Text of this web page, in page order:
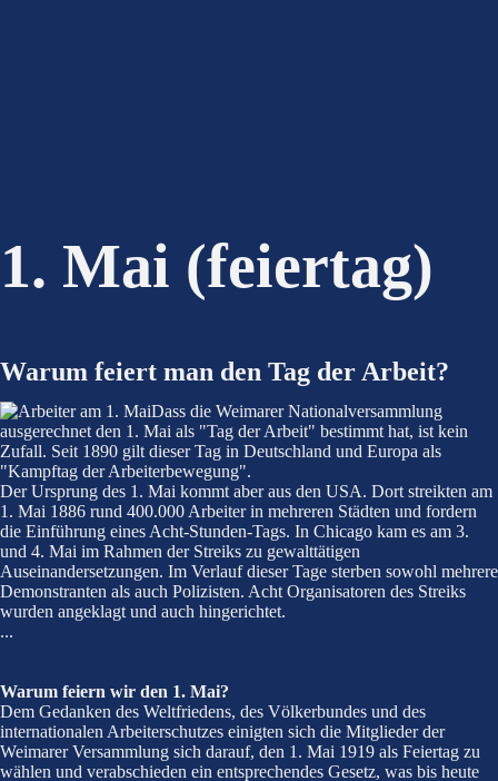
1. Mai (feiertag)
Warum feiert man den Tag der Arbeit?
Dass die Weimarer Nationalversammlung
ausgerechnet den 1. Mai als "Tag der Arbeit" bestimmt hat, ist kein
Zufall. Seit 1890 gilt dieser Tag in Deutschland und Europa als
"Kampftag der Arbeiterbewegung".
Der Ursprung des 1. Mai kommt aber aus den USA. Dort streikten am
1. Mai 1886 rund 400.000 Arbeiter in mehreren Städten und fordern
die Einführung eines Acht-Stunden-Tags. In Chicago kam es am 3.
und 4. Mai im Rahmen der Streiks zu gewalttätigen
Auseinandersetzungen. Im Verlauf dieser Tage sterben sowohl mehrere
Demonstranten als auch Polizisten. Acht Organisatoren des Streiks
wurden angeklagt und auch hingerichtet.
...
Warum feiern wir den 1. Mai?
Dem Gedanken des Weltfriedens, des Völkerbundes und des
internationalen Arbeiterschutzes einigten sich die Mitglieder der
Weimarer Versammlung sich darauf, den 1. Mai 1919 als Feiertag zu
wählen und verabschieden ein entsprechendes Gesetz, was bis heute